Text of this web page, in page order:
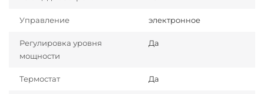
Управление электронное
Регулировка уровня
мощности
Да
Термостат Да